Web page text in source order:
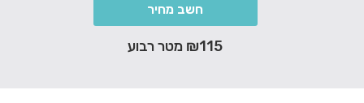
חשב מחיר
₪115 מטר רבוע